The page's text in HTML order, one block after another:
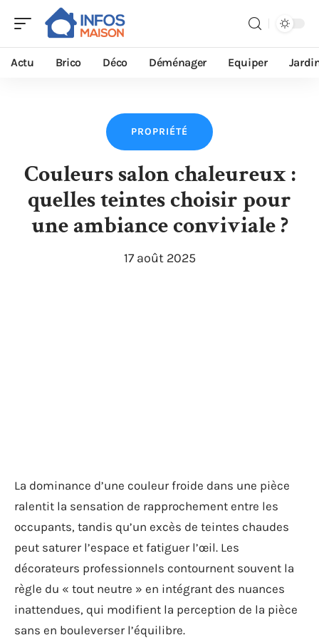
Actu Brico Déco Déménager Equiper
PROPRIÉTÉ
Couleurs salon chaleureux :
quelles teintes choisir pour
une ambiance conviviale ?
17 août 2025
La dominance d’une couleur froide dans une pièce
ralentit la sensation de rapprochement entre les
occupants, tandis qu’un excès de teintes chaudes
peut saturer l’espace et fatiguer l’œil. Les
décorateurs professionnels contournent souvent la
règle du « tout neutre » en intégrant des nuances
inattendues, qui modifient la perception de la pièce
sans en bouleverser l’équilibre.